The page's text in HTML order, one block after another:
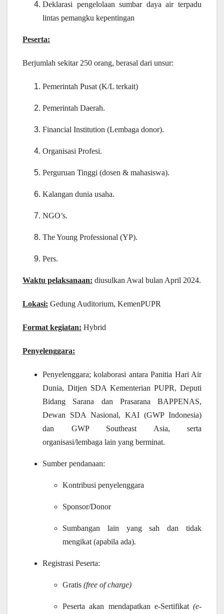
Deklarasi pengelolaan sumbar daya air terpadu
lintas pemangku kepentingan
Peserta:
Berjumlah sekitar 250 orang, berasal dari unsur:
Pemerintah Pusat (K/L terkait)
Pemerintah Daerah.
Financial Institution (Lembaga donor).
Organisasi Profesi.
Perguruan Tinggi (dosen & mahasiswa).
Kalangan dunia usaha.
NGO’s.
The Young Professional (YP).
Pers.
Waktu pelaksanaan: diusulkan Awal bulan April 2024.
Lokasi: Gedung Auditorium, KemenPUPR
Format kegiatan: Hybrid
Penyelenggara:
Penyelenggara; kolaborasi antara Panitia Hari Air
Dunia, Ditjen SDA Kementerian PUPR, Deputi
Bidang Sarana dan Prasarana BAPPENAS,
Dewan SDA Nasional, KAI (GWP Indonesia)
dan GWP Southeast Asia, serta
organisasi/lembaga lain yang berminat.
Sumber pendanaan:
Kontribusi penyelenggara
Sponsor/Donor
Sumbangan lain yang sah dan tidak
mengikat (apabila ada).
Registrasi Peserta:
Gratis (free of charge)
Peserta akan mendapatkan e-Sertifikat (e-